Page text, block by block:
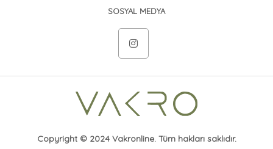
SOSYAL MEDYA
Copyright © 2024 Vakronline. Tüm hakları saklıdır.